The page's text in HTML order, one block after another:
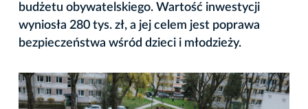
budżetu obywatelskiego. Wartość inwestycji
wyniosła 280 tys. zł, a jej celem jest poprawa
bezpieczeństwa wśród dzieci i młodzieży.